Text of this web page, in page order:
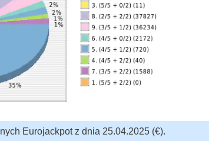
Eurojackpot z dnia 25.04.2025 (€).